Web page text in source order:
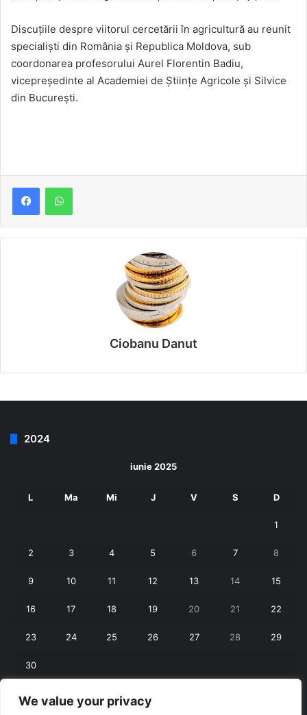
We value your privacy
Discuțiile despre viitorul cercetării în agricultură au reunit
specialiști din România și Republica Moldova, sub
coordonarea profesorului Aurel Florentin Badiu,
vicepreședinte al Academiei de Științe Agricole și Silvice
din București.
Ciobanu Danut
2024
iunie 2025
L Ma Mi J V S D
1
2 3 4 5 6 7 8
9 10 11 12 13 14 15
16 17 18 19 20 21 22
23 24 25 26 27 28 29
30
« mai iul. »